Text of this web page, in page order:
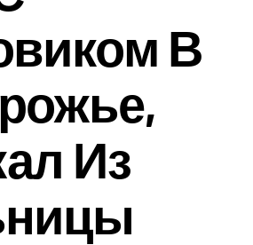
В
Из